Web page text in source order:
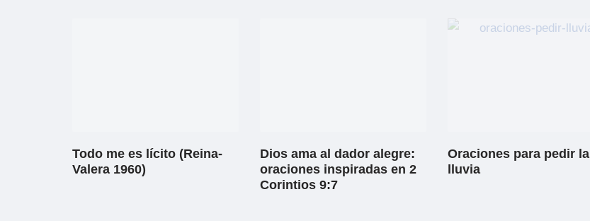
Todo me es lícito (Reina-
Valera 1960)
Dios ama al dador alegre:
oraciones inspiradas en 2
Corintios 9:7
Oraciones para pedir la
lluvia